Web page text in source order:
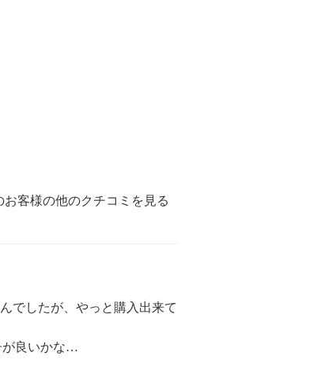
お客様の他のクチコミを見る
でしたが、やっと購入出来て
が良いかな…